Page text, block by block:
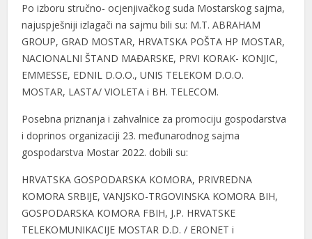
Po izboru stručno- ocjenjivačkog suda Mostarskog sajma,
najuspješniji izlagači na sajmu bili su: M.T. ABRAHAM
GROUP, GRAD MOSTAR, HRVATSKA POŠTA HP MOSTAR,
NACIONALNI ŠTAND MAĐARSKE, PRVI KORAK- KONJIC,
EMMESSE, EDNIL D.O.O., UNIS TELEKOM D.O.O.
MOSTAR, LASTA/ VIOLETA i BH. TELECOM.
Posebna priznanja i zahvalnice za promociju gospodarstva
i doprinos organizaciji 23. međunarodnog sajma
gospodarstva Mostar 2022. dobili su:
HRVATSKA GOSPODARSKA KOMORA, PRIVREDNA
KOMORA SRBIJE, VANJSKO-TRGOVINSKA KOMORA BIH,
GOSPODARSKA KOMORA FBIH, J.P. HRVATSKE
TELEKOMUNIKACIJE MOSTAR D.D. / ERONET i